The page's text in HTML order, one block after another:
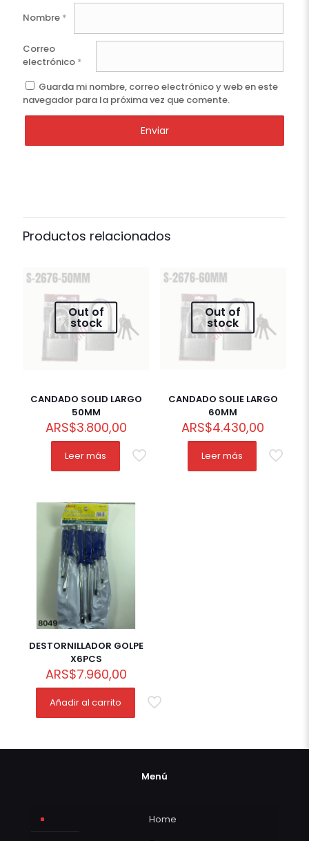
Nombre *
Correo
electrónico *
Guarda mi nombre, correo electrónico y web en este
navegador para la próxima vez que comente.
Productos relacionados
Out of
stock
CANDADO SOLID LARGO
50MM
ARS$3.800,00
Leer más
Out of
stock
CANDADO SOLIE LARGO
60MM
ARS$4.430,00
Leer más
DESTORNILLADOR GOLPE
X6PCS
ARS$7.960,00
Añadir al carrito
Menú
Home